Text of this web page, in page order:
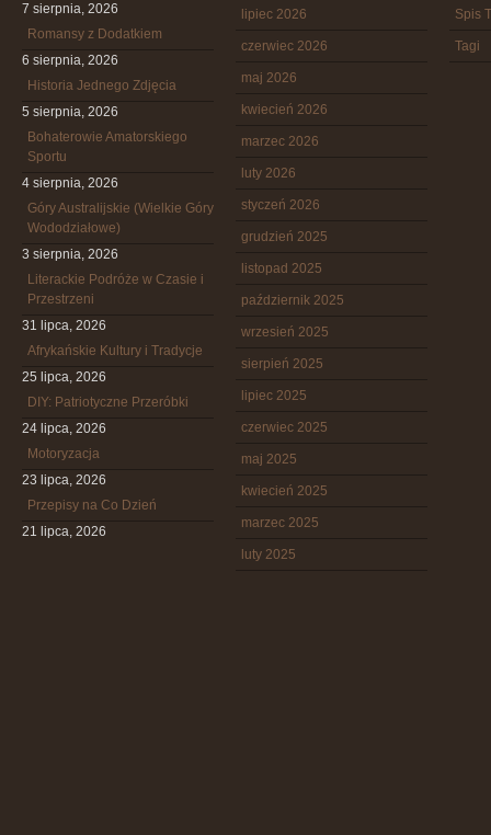
7 sierpnia, 2026
Romansy z Dodatkiem
6 sierpnia, 2026
Historia Jednego Zdjęcia
5 sierpnia, 2026
Bohaterowie Amatorskiego
Sportu
4 sierpnia, 2026
Góry Australijskie (Wielkie Góry
Wododziałowe)
3 sierpnia, 2026
Literackie Podróże w Czasie i
Przestrzeni
31 lipca, 2026
Afrykańskie Kultury i Tradycje
25 lipca, 2026
DIY: Patriotyczne Przeróbki
24 lipca, 2026
Motoryzacja
23 lipca, 2026
Przepisy na Co Dzień
21 lipca, 2026
lipiec 2026
czerwiec 2026
maj 2026
kwiecień 2026
marzec 2026
luty 2026
styczeń 2026
grudzień 2025
listopad 2025
październik 2025
wrzesień 2025
sierpień 2025
lipiec 2025
czerwiec 2025
maj 2025
kwiecień 2025
marzec 2025
luty 2025
Spis
Tagi